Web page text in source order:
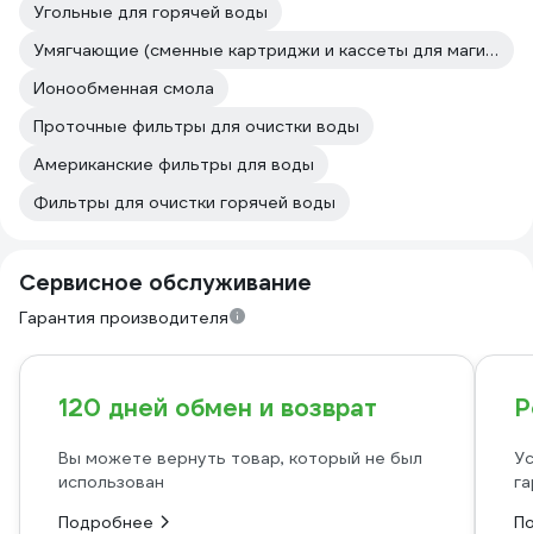
Угольные для горячей воды
Умягчающие (сменные картриджи и кассеты для магистральных фильтров и проточных систем)
Ионообменная смола
Проточные фильтры для очистки воды
Американские фильтры для воды
Фильтры для очистки горячей воды
Сервисное обслуживание
Гарантия производителя
120 дней обмен и возврат
Вы можете вернуть товар, который не был
использован
Подробнее